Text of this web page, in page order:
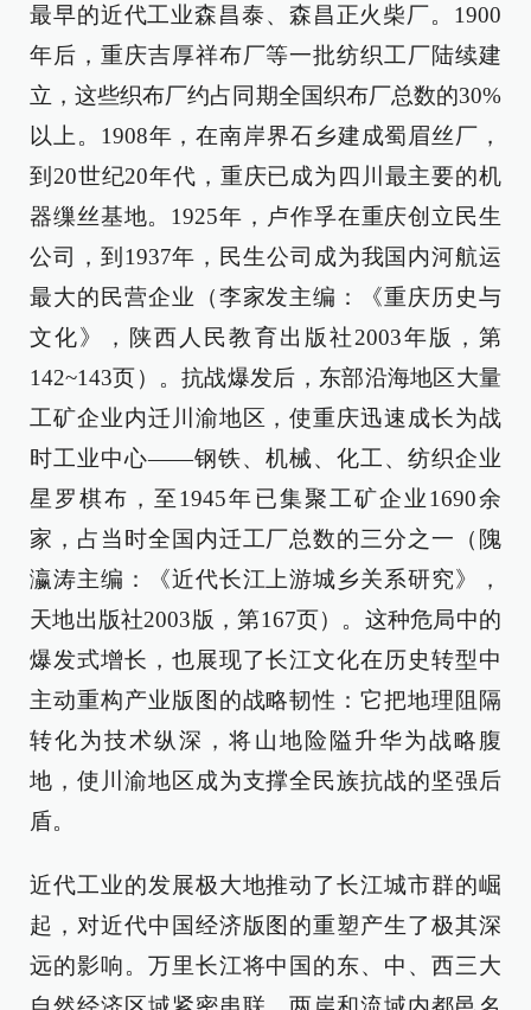
最早的近代工业森昌泰、森昌正火柴厂。1900
年后，重庆吉厚祥布厂等一批纺织工厂陆续建
立，这些织布厂约占同期全国织布厂总数的30%
以上。1908年，在南岸界石乡建成蜀眉丝厂，
到20世纪20年代，重庆已成为四川最主要的机
器缫丝基地。1925年，卢作孚在重庆创立民生
公司，到1937年，民生公司成为我国内河航运
最大的民营企业（李家发主编：《重庆历史与
文化》，陕西人民教育出版社2003年版，第
142~143页）。抗战爆发后，东部沿海地区大量
工矿企业内迁川渝地区，使重庆迅速成长为战
时工业中心——钢铁、机械、化工、纺织企业
星罗棋布，至1945年已集聚工矿企业1690余
家，占当时全国内迁工厂总数的三分之一（隗
瀛涛主编：《近代长江上游城乡关系研究》，
天地出版社2003版，第167页）。这种危局中的
爆发式增长，也展现了长江文化在历史转型中
主动重构产业版图的战略韧性：它把地理阻隔
转化为技术纵深，将山地险隘升华为战略腹
地，使川渝地区成为支撑全民族抗战的坚强后
盾。
近代工业的发展极大地推动了长江城市群的崛
起，对近代中国经济版图的重塑产生了极其深
远的影响。万里长江将中国的东、中、西三大